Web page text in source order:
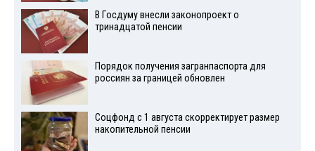
В Госдуму внесли законопроект о
тринадцатой пенсии
Порядок получения загранпаспорта для
россиян за границей обновлен
Соцфонд с 1 августа скорректирует размер
накопительной пенсии